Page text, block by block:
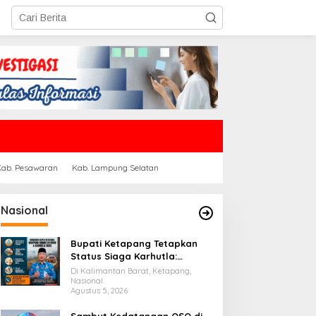
Pesawaran Kab. Lampung Selatan
Nasional
Bupati Ketapang Tetapkan
Status Siaga Karhutla:
Masyarakat Diimbau
Waspada Cuaca Ekstrem
Di Kalimantan Barat, Ketapang,
Nasional
Agustus 5, 2026